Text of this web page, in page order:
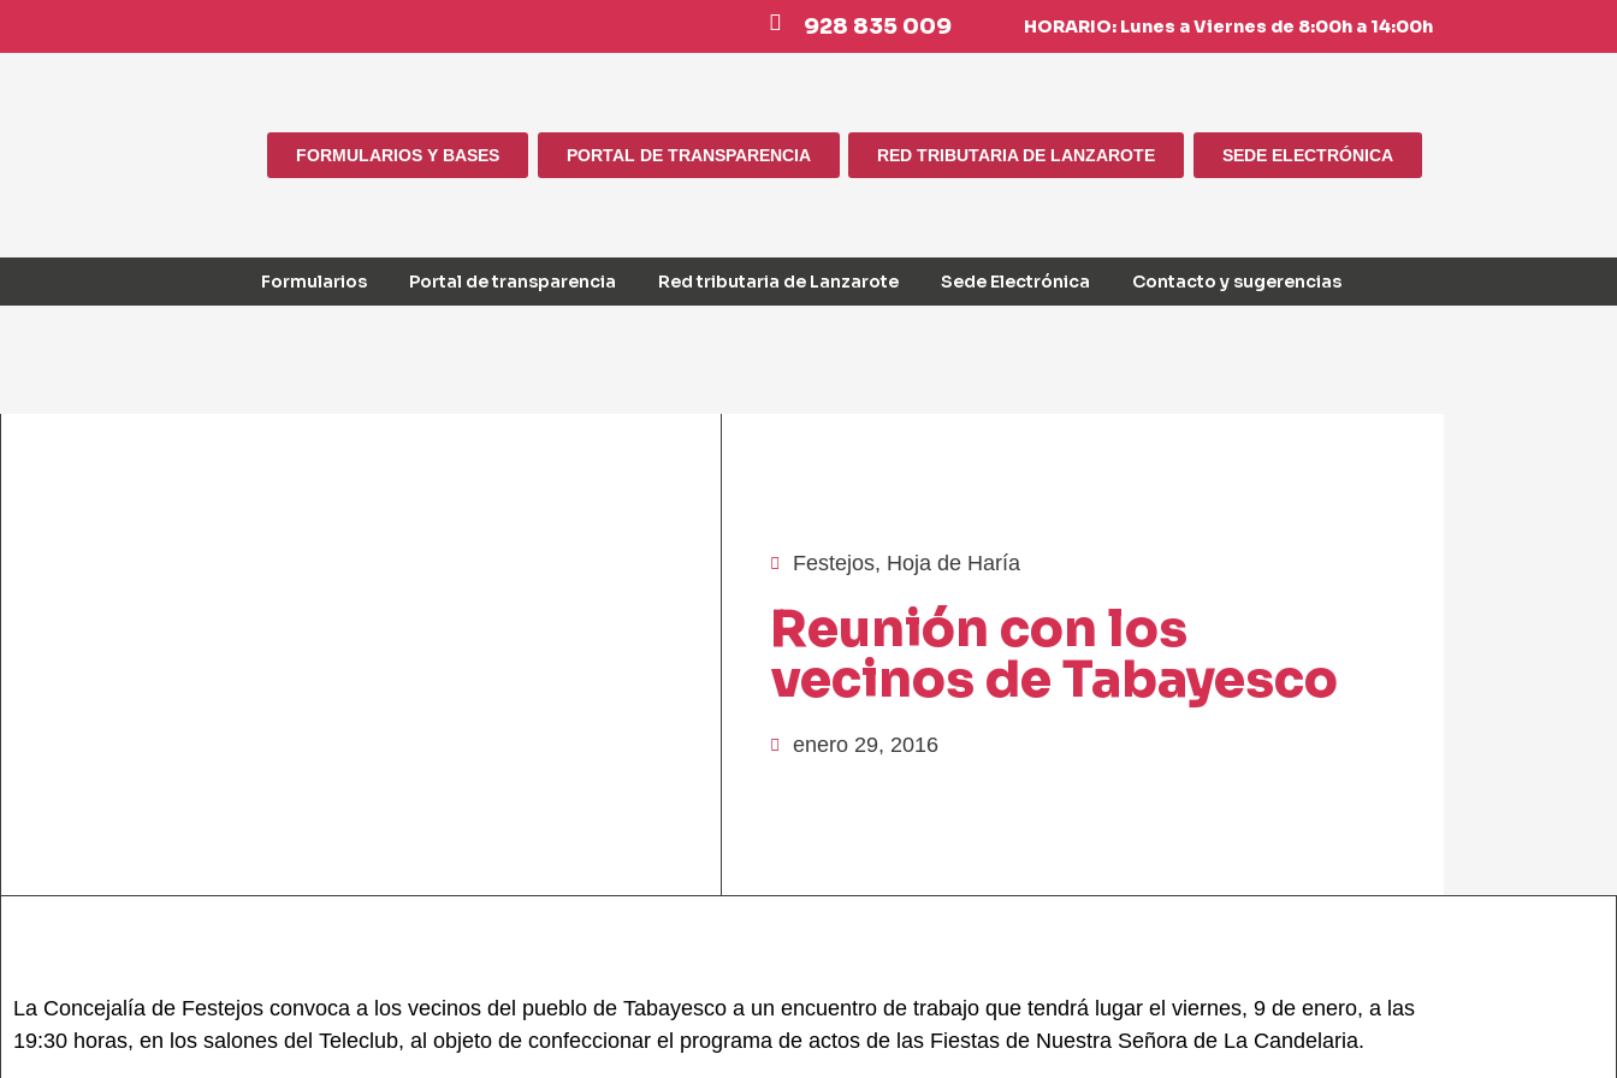
928 835 009 HORARIO: Lunes a Viernes de 8:00h a 14:00h
FORMULARIOS Y BASES PORTAL DE TRANSPARENCIA RED TRIBUTARIA DE LANZAROTE SEDE ELECTRÓNICA
Formularios Portal de transparencia Red tributaria de Lanzarote Sede Electrónica Contacto y sugerencias
Festejos, Hoja de Haría
Reunión con los
vecinos de Tabayesco
enero 29, 2016
La Concejalía de Festejos convoca a los vecinos del pueblo de Tabayesco a un encuentro de trabajo que tendrá lugar el viernes, 9 de enero, a las
19:30 horas, en los salones del Teleclub, al objeto de confeccionar el programa de actos de las Fiestas de Nuestra Señora de La Candelaria.